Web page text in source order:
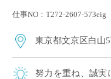
仕事NO：T272-2607-573eig
東京都文京区白山5
努力を重ね、誠実